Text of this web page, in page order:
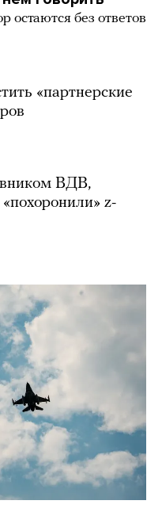
остаются без ответов
«партнерские
ВДВ,
z-